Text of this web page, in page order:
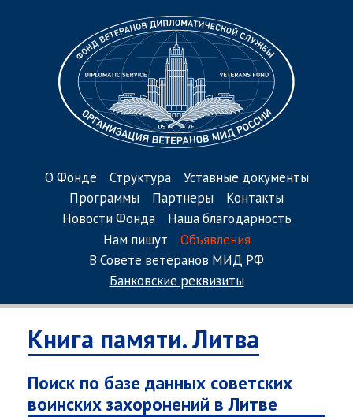
О Фонде Структура
Уставные документы
Программы
Партнеры
Контакты
Новости Фонда
Наша благодарность
Нам пишут
Объявления
В Совете ветеранов МИД РФ
Банковские реквизиты
Книга памяти. Литва
Поиск по базе данных советских
воинских захоронений в Литве